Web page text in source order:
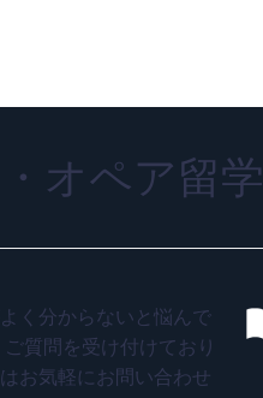
オペア留学
く分からないと悩んで
質問を受け付けており
お気軽にお問い合わせ